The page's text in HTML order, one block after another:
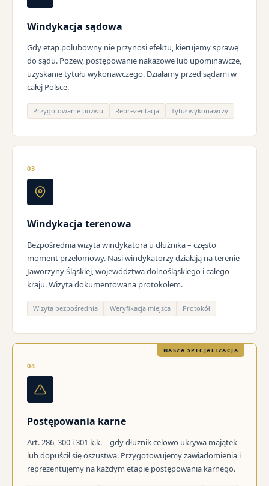
Windykacja sądowa
Gdy etap polubowny nie przynosi efektu, kierujemy sprawę
do sądu. Pozew, postępowanie nakazowe lub upominawcze,
uzyskanie tytułu wykonawczego. Działamy przed sądami w
całej Polsce.
Przygotowanie pozwu Reprezentacja Tytuł wykonawczy
03
Windykacja terenowa
Bezpośrednia wizyta windykatora u dłużnika – często
moment przełomowy. Nasi windykatorzy działają na terenie
Jaworzyny Śląskiej, województwa dolnośląskiego i całego
kraju. Wizyta dokumentowana protokołem.
Wizyta bezpośrednia Weryfikacja miejsca Protokół
NASZA SPECJALIZACJA
04
Postępowania karne
Art. 286, 300 i 301 k.k. – gdy dłużnik celowo ukrywa majątek
lub dopuścił się oszustwa. Przygotowujemy zawiadomienia i
reprezentujemy na każdym etapie postępowania karnego.